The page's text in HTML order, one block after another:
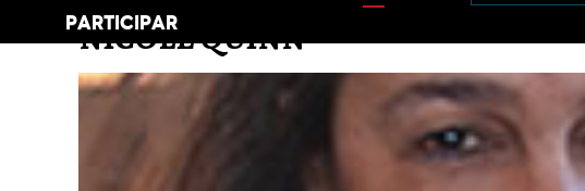
PARTICIPAR
NICOLE QUINN